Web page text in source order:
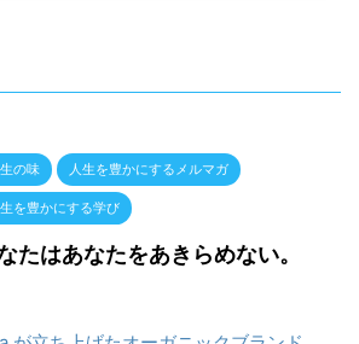
の味 人生を豊かにするメルマガ
を豊かにする学び
たはあなたをあきらめない。